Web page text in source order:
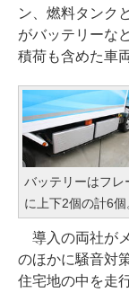
ン、燃料タンク
がバッテリーな
積荷も含めた車
バッテリーはフレ
に上下2個の計6
導入の両社が
のほかに騒音対
住宅地の中を走